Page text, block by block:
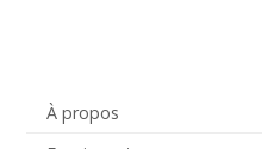
À propos